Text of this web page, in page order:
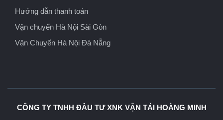
Hướng dẫn thanh toán
Vận chuyển Hà Nội Sài Gòn
Vận Chuyển Hà Nội Đà Nẵng
CÔNG TY TNHH ĐẦU TƯ XNK VẬN TẢI HOÀNG MINH